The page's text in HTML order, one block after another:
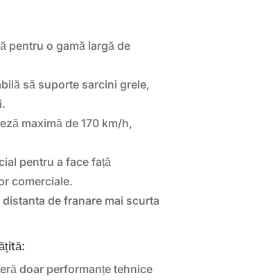
pentru o gamă largă de
să suporte sarcini grele,
maximă de 170 km/h,
pentru a face față
comerciale.
distanta de franare mai scurta
doar performanțe tehnice